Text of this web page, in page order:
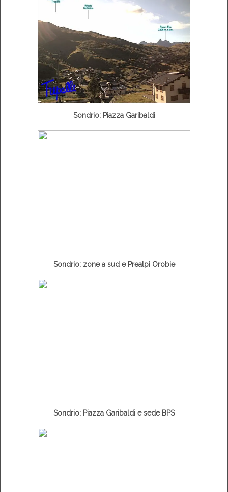
Sondrio: Piazza Garibaldi
Sondrio: zone a sud e Prealpi Orobie
Sondrio: Piazza Garibaldi e sede BPS